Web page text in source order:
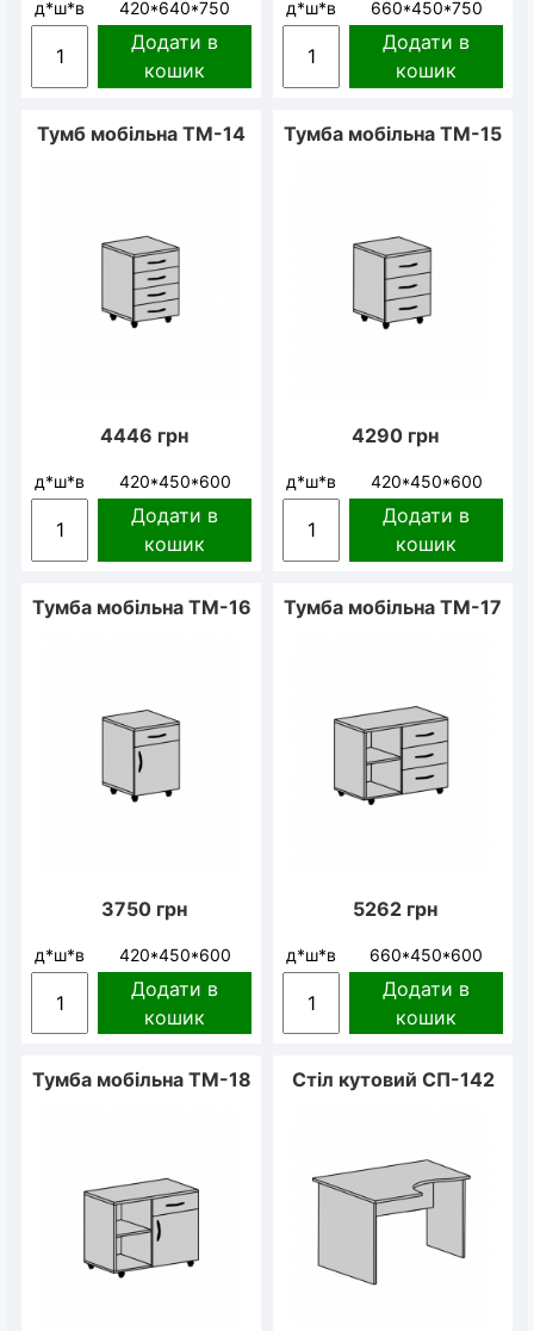
д*ш*в 420*640*750
Додати в
кошик
д*ш*в 660*450*750
Додати в
кошик
Тумб мобільна ТМ-14
4446 грн
д*ш*в 420*450*600
Додати в
кошик
Тумба мобільна ТМ-15
4290 грн
д*ш*в 420*450*600
Додати в
кошик
Тумба мобільна ТМ-16
3750 грн
д*ш*в 420*450*600
Додати в
кошик
Тумба мобільна ТМ-17
5262 грн
д*ш*в 660*450*600
Додати в
кошик
Тумба мобільна ТМ-18 Стіл кутовий СП-142